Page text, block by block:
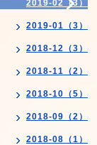
2019-02（3）
2019-01（3）
2018-12（3）
2018-11（2）
2018-10（5）
2018-09（2）
2018-08（1）